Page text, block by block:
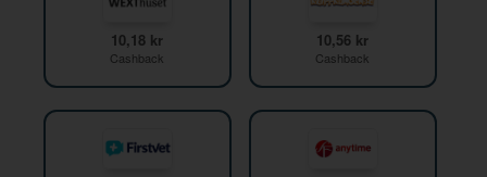
10,18 kr
Cashback
10,56 kr
Cashback